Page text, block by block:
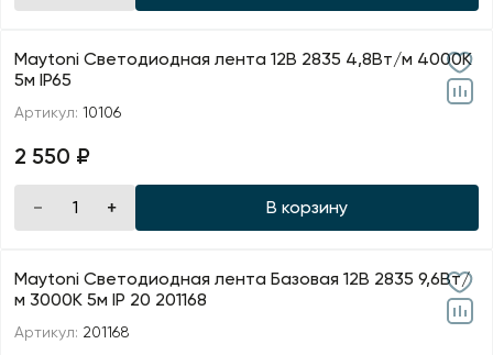
Maytoni Светодиодная лента 12В 2835 4,8Вт/м 4000K
5м IP65
Артикул: 10106
2 550 ₽
В корзину
Maytoni Светодиодная лента Базовая 12В 2835 9,6Вт/
м 3000K 5м IP 20 201168
Артикул: 201168